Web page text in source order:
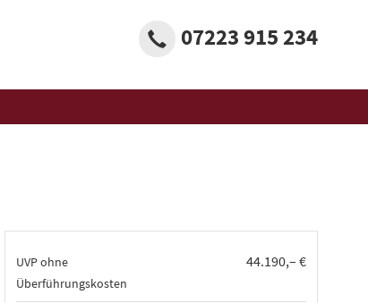
07223 915 234
UVP ohne
Überführungskosten
44.190,– €